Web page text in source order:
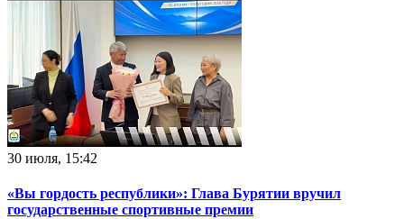
30 июля, 15:42
«Вы гордость республики»: Глава Бурятии вручил
государственные спортивные премии